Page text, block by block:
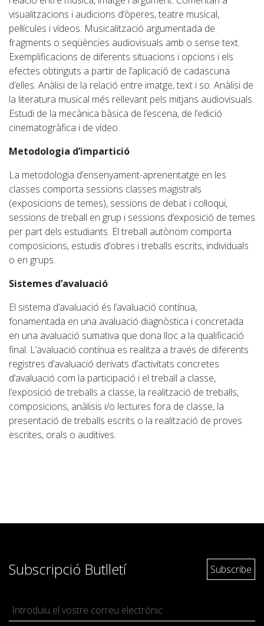
visualitzacions i audicions d’òperes, teatre musical,
pel·lícules i vídeos. Musicalització argumentada de
fragments o seqüències audiovisuals amb o sense text.
Exemplificacions de diferents situacions i opcions i els
efectes obtinguts a partir de l’aplicació de cadascuna
d’elles. Anàlisi de la relació entre imatge, text i so. Anàlisi de
la literatura musical més rellevant pels mitjans audiovisuals.
Estudi de la mecànica bàsica de l’escena, de l’edició
cinematogràfica i de vídeo.
Metodologia d’impartició
La metodologia d’ensenyament-aprenentatge en les
classes comporta sessions classes magistrals
(exposicions de temes), sessions de debat i col·loqui,
sessions de treball en grup i sessions d’exposició de temes
per part dels estudiants. El treball autònom comporta
composicions, estudis d’obres i treballs escrits, individuals
o en grups.
Sistemes d’avaluació
El sistema d’avaluació és l’avaluació contínua,
fonamentada en una avaluació diagnòstica i concretada
en una avaluació sumativa que dona lloc a la qualificació
final. L’avaluació contínua es realitza a través de diferents
registres d’avaluació derivats d’activitats concretes
d’avaluació com la participació i el treball a classe,
l’exposició de treballs a classe, la realització de treballs,
composicions, anàlisis i/o lectures fora de classe, la
presentació de treballs escrits o la realització de proves
escrites, orals o auditives.
Subscripció Butlletí